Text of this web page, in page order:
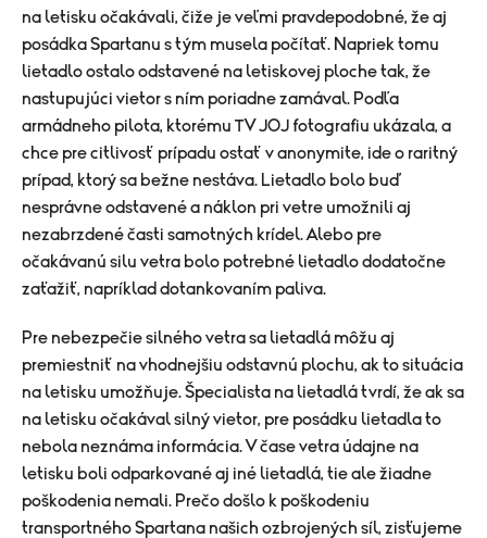
na letisku očakávali, čiže je veľmi pravdepodobné, že aj
posádka Spartanu s tým musela počítať. Napriek tomu
lietadlo ostalo odstavené na letiskovej ploche tak, že
nastupujúci vietor s ním poriadne zamával. Podľa
armádneho pilota, ktorému TV JOJ fotografiu ukázala, a
chce pre citlivosť prípadu ostať v anonymite, ide o raritný
prípad, ktorý sa bežne nestáva. Lietadlo bolo buď
nesprávne odstavené a náklon pri vetre umožnili aj
nezabrzdené časti samotných krídel. Alebo pre
očakávanú silu vetra bolo potrebné lietadlo dodatočne
zaťažiť, napríklad dotankovaním paliva.
Pre nebezpečie silného vetra sa lietadlá môžu aj
premiestniť na vhodnejšiu odstavnú plochu, ak to situácia
na letisku umožňuje. Špecialista na lietadlá tvrdí, že ak sa
na letisku očakával silný vietor, pre posádku lietadla to
nebola neznáma informácia. V čase vetra údajne na
letisku boli odparkované aj iné lietadlá, tie ale žiadne
poškodenia nemali. Prečo došlo k poškodeniu
transportného Spartana našich ozbrojených síl, zisťujeme